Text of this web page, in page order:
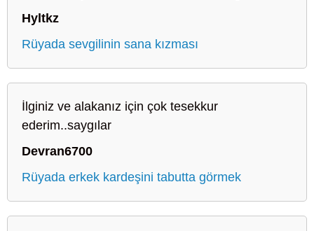
Hyltkz
Rüyada sevgilinin sana kızması
İlginiz ve alakanız için çok tesekkur
ederim..saygılar
Devran6700
Rüyada erkek kardeşini tabutta görmek